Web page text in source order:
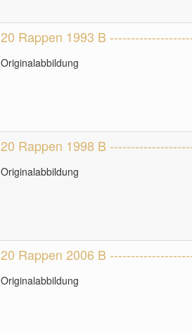
20 Rappen 1993 B
Originalabbildung
20 Rappen 1998 B
Originalabbildung
20 Rappen 2006 B
Originalabbildung